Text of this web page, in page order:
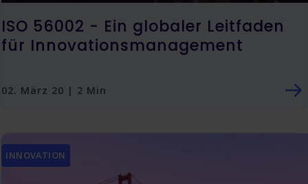
ISO 56002 - Ein globaler Leitfaden
für Innovationsmanagement
02. März 20 | 2 Min
INNOVATION